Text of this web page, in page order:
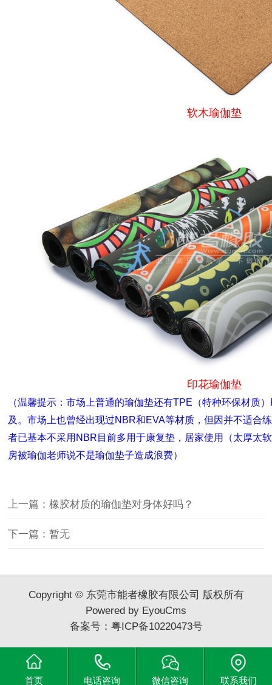
软木瑜伽垫
印花瑜伽垫
（温馨提示：市场上普通的瑜伽垫还有TPE（特种环保材质
及。市场上也曾经出现过NBR和EVA等材质，但因并不适合
者已基本不采用NBR目前多用于康复垫，居家使用（太厚太
房被瑜伽老师说不是瑜伽垫子造成浪费）
上一篇：橡胶材质的瑜伽垫对身体好吗？
下一篇：暂无
Copyright © 东莞市能者橡胶有限公司 版权所有
Powered by EyouCms
备案号： 粤ICP备10220473号
首页 电话咨询 微信咨询 联系我们